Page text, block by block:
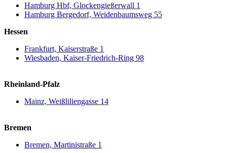
Hamburg Hbf, Glockengießerwall 1
Hamburg Bergedorf, Weidenbaumsweg 55
Hessen
Frankfurt, Kaiserstraße 1
Wiesbaden, Kaiser-Friedrich-Ring 98
Rheinland-Pfalz
Mainz, Weißliliengasse 14
Bremen
Bremen, Martinistraße 1